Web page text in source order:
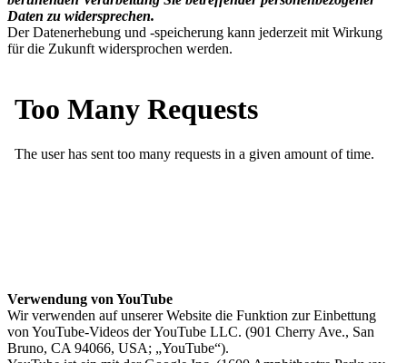
Daten zu widersprechen.
Der Datenerhebung und -speicherung kann jederzeit mit Wirkung
für die Zukunft widersprochen werden.
Verwendung von YouTube
Wir verwenden auf unserer Website die Funktion zur Einbettung
von YouTube-Videos der YouTube LLC. (901 Cherry Ave., San
Bruno, CA 94066, USA; „YouTube“).